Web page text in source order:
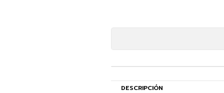
DESCRIPCIÓN